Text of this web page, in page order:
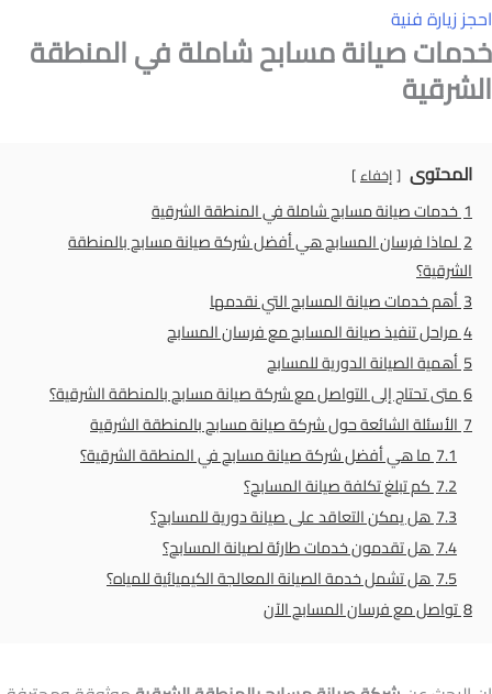
احجز زيارة فنية
خدمات صيانة مسابح شاملة في المنطقة
الشرقية
المحتوى إخفاء
1خدمات صيانة مسابح شاملة في المنطقة الشرقية
2لماذا فرسان المسابح هي أفضل شركة صيانة مسابح بالمنطقة
الشرقية؟
3أهم خدمات صيانة المسابح التي نقدمها
4مراحل تنفيذ صيانة المسابح مع فرسان المسابح
5أهمية الصيانة الدورية للمسابح
6متى تحتاج إلى التواصل مع شركة صيانة مسابح بالمنطقة الشرقية؟
7الأسئلة الشائعة حول شركة صيانة مسابح بالمنطقة الشرقية
7.1ما هي أفضل شركة صيانة مسابح في المنطقة الشرقية؟
7.2كم تبلغ تكلفة صيانة المسابح؟
7.3هل يمكن التعاقد على صيانة دورية للمسابح؟
7.4هل تقدمون خدمات طارئة لصيانة المسابح؟
7.5هل تشمل خدمة الصيانة المعالجة الكيميائية للمياه؟
8تواصل مع فرسان المسابح الآن